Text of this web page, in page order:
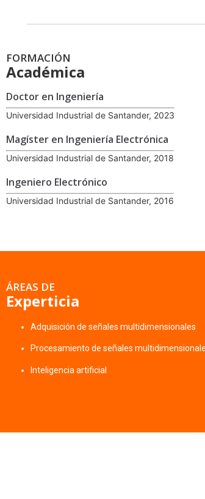
FORMACIÓN
Académica
Doctor en Ingeniería
Universidad Industrial de Santander, 2023
Magíster en Ingeniería Electrónica
Universidad Industrial de Santander, 2018
Ingeniero Electrónico
Universidad Industrial de Santander, 2016
ÁREAS DE
Experticia
Adquisición de señales multidimensionales
Procesamiento de señales
Inteligencia artificial